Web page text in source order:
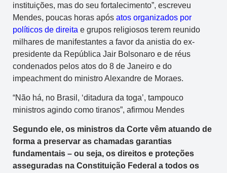
instituições, mas do seu fortalecimento”, escreveu
Mendes, poucas horas após atos organizados por
políticos de direita e grupos religiosos terem reunido
milhares de manifestantes a favor da anistia do ex-
presidente da República Jair Bolsonaro e de réus
condenados pelos atos do 8 de Janeiro e do
impeachment do ministro Alexandre de Moraes.
“Não há, no Brasil, ‘ditadura da toga’, tampouco
ministros agindo como tiranos”, afirmou Mendes
Segundo ele, os ministros da Corte vêm atuando de
forma a preservar as chamadas garantias
fundamentais – ou seja, os direitos e proteções
asseguradas na Constituição Federal a todos os